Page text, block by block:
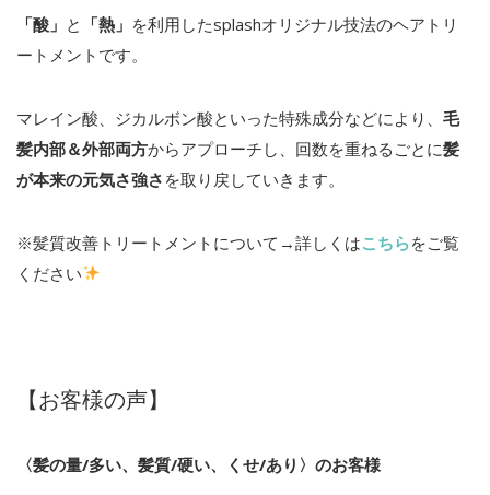
「酸」 と 「熱」 を利用したsplashオリジナル技法のヘアトリ
ートメントです。
マレイン酸、ジカルボン酸といった特殊成分などにより、 毛
髪内部＆外部両方からアプローチし、回数を重ねるごとに髪
が本来の元気さ強さ を取り戻していきます。
※髪質改善トリートメントについて→詳しくはこちらをご覧
ください
【お客様の声】
〈髪の量/多い、髪質/硬い、くせ/あり〉のお客様